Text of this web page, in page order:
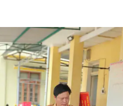
Hậu trường sao
360 độ thể thao
Video
Thời sự